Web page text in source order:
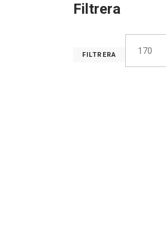
Filtrera
FILTRERA